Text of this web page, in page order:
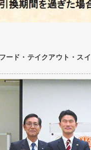
ード・テイクアウト・ス